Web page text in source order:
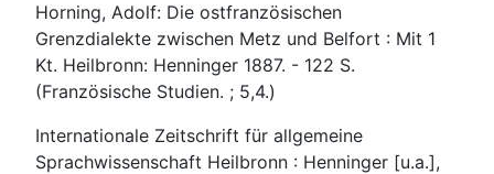
Horning, Adolf: Die ostfranzösischen
Grenzdialekte zwischen Metz und Belfort : Mit 1
Kt. Heilbronn: Henninger 1887. - 122 S.
(Französische Studien. ; 5,4.)
Internationale Zeitschrift für allgemeine
Sprachwissenschaft Heilbronn : Henninger [u.a.],